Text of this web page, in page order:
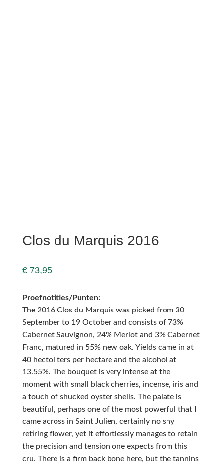
Clos du Marquis 2016
€73,95
Proefnotities/Punten:
The 2016 Clos du Marquis was picked from 30
September to 19 October and consists of 73%
Cabernet Sauvignon, 24% Merlot and 3% Cabernet
Franc, matured in 55% new oak. Yields came in at
40 hectoliters per hectare and the alcohol at
13.55%. The bouquet is very intense at the
moment with small black cherries, incense, iris and
a touch of shucked oyster shells. The palate is
beautiful, perhaps one of the most powerful that I
came across in Saint Julien, certainly no shy
retiring flower, yet it effortlessly manages to retain
the precision and tension one expects from this
cru. There is a firm back bone here, but the tannins